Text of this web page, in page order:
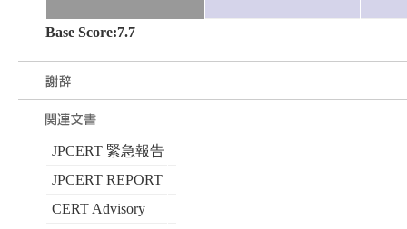
Base Score:7.7
JPCERT 緊急報告
JPCERT REPORT
CERT Advisory